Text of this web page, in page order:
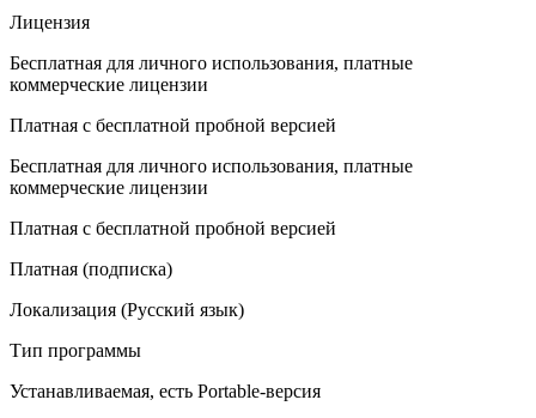
Лицензия
Бесплатная для личного использования, платные
коммерческие лицензии
Платная с бесплатной пробной версией
Бесплатная для личного использования, платные
коммерческие лицензии
Платная с бесплатной пробной версией
Платная (подписка)
Локализация (Русский язык)
Тип программы
Устанавливаемая, есть Portable-версия